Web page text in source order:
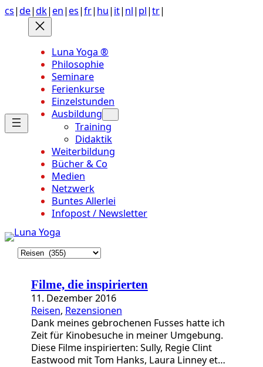
Anchor
Zum
Inhalt
springen
cs|de|dk| en| es|fr| hu| it| nl| pl|tr|
Luna Yoga ®
Philosophie
Seminare
Ferienkurse
Einzelstunden
Ausbildung
Training
Didaktik
Weiterbildung
Bücher & Co
Medien
Netzwerk
Buntes Allerlei
Infopost / Newsletter
K
Filme, die inspirierten
11. Dezember 2016
Reisen, Rezensionen
Dank meines gebrochenen Fusses hatte ich
Zeit für Kinobesuche in meiner Umgebung.
Diese Filme inspirierten: Sully, Regie Clint
Eastwood mit Tom Hanks, Laura Linney et…